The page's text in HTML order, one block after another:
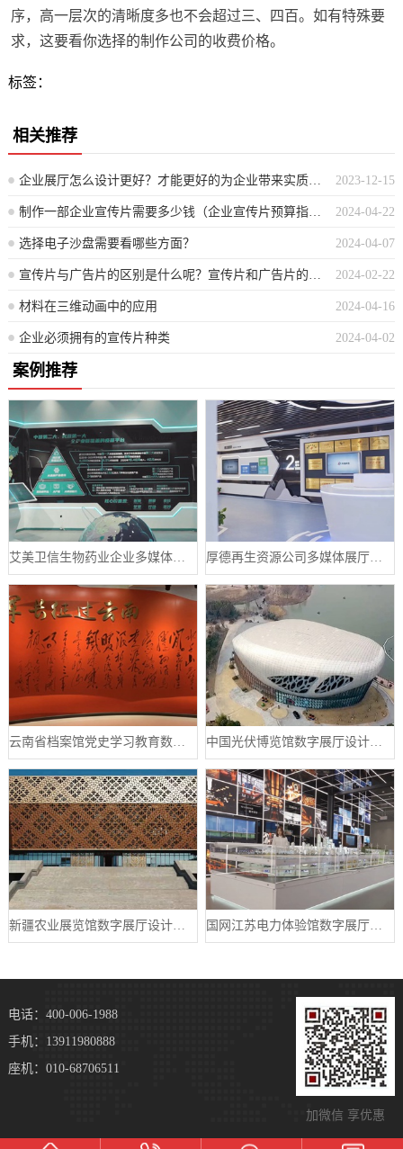
序，高一层次的清晰度多也不会超过三、四百。如有特殊要
求，这要看你选择的制作公司的收费价格。
标签：
相关推荐
2023-12-15
企业展厅怎么设计更好？才能更好的为企业带来实质性的收益？
2024-04-22
制作一部企业宣传片需要多少钱（企业宣传片预算指南）
2024-04-07
选择电子沙盘需要看哪些方面？
2024-02-22
宣传片与广告片的区别是什么呢？宣传片和广告片的关系
2024-04-16
材料在三维动画中的应用
2024-04-02
企业必须拥有的宣传片种类
案例推荐
艾美卫信生物药业企业多媒体数字展厅案例
云南省档案馆党史学习教育数字展厅案例
新疆农业展览馆数字展厅设计案例 国网江苏电力体验馆数字展厅案例
加微信 享优惠
电话：400-006-1988
手机：13911980888
座机：010-68706511